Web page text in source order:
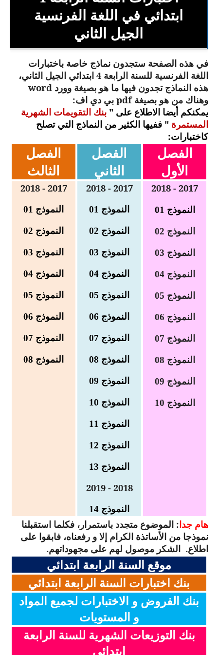
السنة الثانية ابتدائي
السنة الثالثة ابتدائي
السنة الرابعة ابتدائي
السنة الخامسة ابتدائي
شهادة التعليم الابتدائي
تزيين القسم
السنة الاولى متوسط
السنة الثانية متوسط
السنة الثالثة متوسط
السنة الرابعة متوسط
شهادة التعليم المتوسط
بنك الفروض و الاختبارات
محفظة الأستاذ
بنك مذكرات الاستاذ
بنك التوزيعات الشهرية
دفاتر استاذ التعليم الابتدائي
المسابقات المهنية
البحوث الجاهزة
بحوث اللغة العربية
بحوث الرياضيات
بحوث التاريخ و الجغرافيا
بحوث العلوم الطبيعية
بحوث اللغة الفرنسية
بحوث اللغة الانجليزية
بحوث في مجالات اخرى
ابتدائي في اللغة الفرنسية
الجيل الثاني
في هذه الصفحة ستجدون نماذج خاصة باختبارات
اللغة الفرنسية للسنة الرابعة 4 ابتدائي الجيل الثاني،
هذه النماذج تجدون فيها ما هو بصيغة وورد word
وهناك من هو بصيغة pdf بي دي اف:
يمكنكم أيضا الاطلاع على " بنك التقويمات الشهرية
المستمرة " ففيها الكثير من النماذج التي تصلح
كاختبارات:
الفصل
الأول
الفصل
الثاني
الفصل
الثالث
2017 - 2018
النموذج 01
النموذج 02
النموذج 03
النموذج 04
النموذج 05
النموذج 06
النموذج 07
النموذج 08
النموذج 09
النموذج 10
2017 - 2018
النموذج 01
النموذج 02
النموذج 03
النموذج 04
النموذج 05
النموذج 06
النموذج 07
النموذج 08
النموذج 09
النموذج 10
النموذج 11
النموذج 12
النموذج 13
2018 - 2019
النموذج 14
2017 - 2018
النموذج 01
النموذج 02
النموذج 03
النموذج 04
النموذج 05
النموذج 06
النموذج 07
النموذج 08
هام جدا: الموضوع متجدد باستمرار، فكلما استقبلنا
نموذجا من الأساتذة الكرام إلا و رفعناه، فابقوا على
اطلاع. الشكر موصول لهم على مجهوداتهم.
موقع السنة الرابعة ابتدائي
بنك اختبارات السنة الرابعة ابتدائي
بنك الفروض و الاختبارات لجميع المواد
و المستويات
بنك التوزيعات الشهرية للسنة الرابعة
ابتدائي